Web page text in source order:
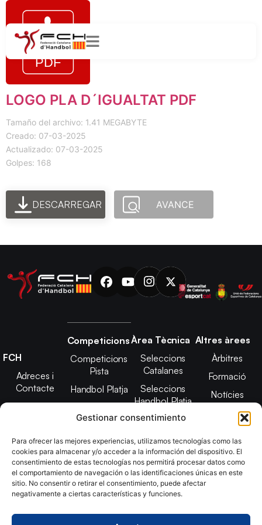
Gestionar consentimiento
Para ofrecer las mejores experiencias, utilizamos tecnologías como las
cookies para almacenar y/o acceder a la información del dispositivo. El
consentimiento de estas tecnologías nos permitirá procesar datos como
el comportamiento de navegación o las identificaciones únicas en este
sitio. No consentir o retirar el consentimiento, puede afectar
negativamente a ciertas características y funciones.
LOGO PLA D´IGUALTAT PDF
Tamaño del archivo: 1.41 MEGABYTE
Creado: 07-03-2025
Actualizado: 07-03-2025
Golpes: 168
DESCARREGAR AVANCE
FCH
Adreces i
Contacte
Junta Directiva
2025
Estatuts
Transparència
Imatge
Competicions
Competicions
Pista
Handbol Platja
Àrea Tècnica
Seleccions
Catalanes
Seleccions
Handbol Platja
Tecnificació
CATH
Promoció
Altres àrees
Àrbitres
Formació
Notícies
Adreces de
contacte